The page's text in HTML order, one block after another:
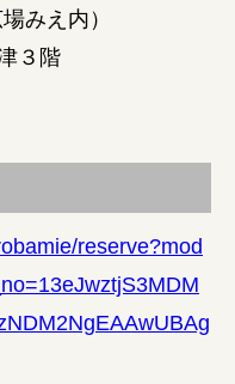
みえ内）
３階
reserve?mod